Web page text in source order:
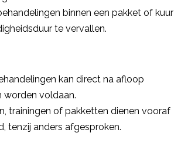
binnen een pakket of kuur
te vervallen.
kan direct na afloop
voldaan.
trainingen of pakketten dienen vooraf
tenzij anders afgesproken.